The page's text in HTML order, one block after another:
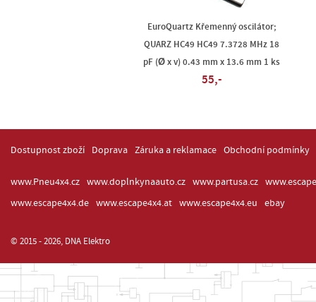
EuroQuartz Křemenný oscilátor;
QUARZ HC49 HC49 7.3728 MHz 18
pF (Ø x v) 0.43 mm x 13.6 mm 1 ks
55,-
Dostupnost zboží Doprava Záruka a reklamace Obchodní podmínky
www.Pneu4x4.cz www.doplnkynaauto.cz www.partusa.cz
www.escape4x4.de
www.escape4x4.at www.escape4x4.eu ebay
© 2015 - 2026, DNA Elektro